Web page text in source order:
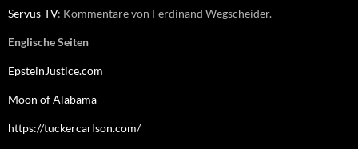
Servus-TV: Kommentare von Ferdinand Wegscheider.
Englische Seiten
EpsteinJustice.com
Moon of Alabama
https://tuckercarlson.com/